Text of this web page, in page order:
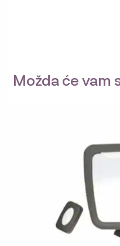
Možda će vam